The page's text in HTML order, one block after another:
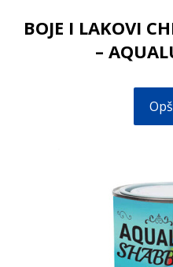
BOJE I LAKOVI
–